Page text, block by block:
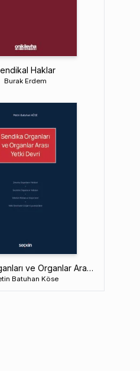
Haklar
Burak Erdem
Sendika Organları ve Organlar Arası Yetki Devri
Batuhan Köse